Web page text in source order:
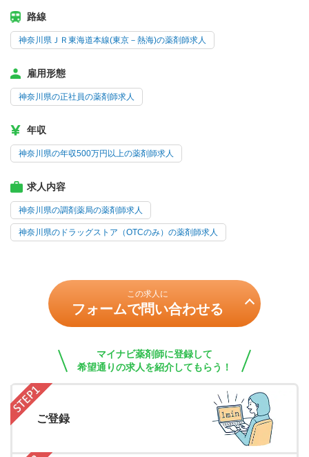
路線
神奈川県ＪＲ東海道本線(東京－熱海)の薬剤師求人
雇用形態
神奈川県の正社員の薬剤師求人
年収
神奈川県の年収500万円以上の薬剤師求人
求人内容
神奈川県の調剤薬局の薬剤師求人
神奈川県のドラッグストア（OTCのみ）の薬剤師求人
この求人に
フォームで問い合わせる
マイナビ薬剤師に登録して
希望通りの求人を紹介してもらう！
ご登録